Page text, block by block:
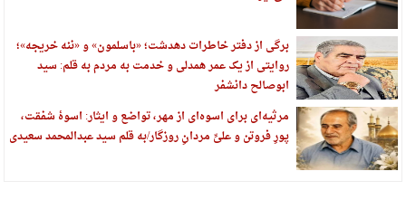
برگی از دفتر خاطرات دهدشت؛ «باسلمون» و «ننه خریجه»؛
روایتی از یک عمر همدلی و خدمت به مردم به قلم: سید
ابوصالح دانشفر
مرثیه‌ای برای اسوه‌ای از مهر، تواضع و ایثار: اسوهٔ شفقت،
پورِ فروتن و علیِّ مردانِ روزگار/به قلم سید عبدالمحمد سعیدی